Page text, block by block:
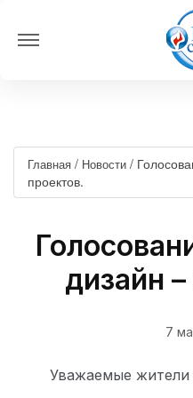
Главная / Новости /
проектов.
дизайн
7
Уважаемые жители